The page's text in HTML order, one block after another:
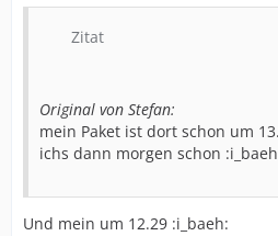
Zitat
Original von Stefan:
mein Paket ist dort schon um
ichs dann morgen schon
Und mein um 12.29 :i_baeh: